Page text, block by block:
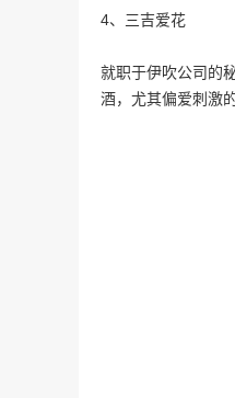
4、三吉爱花
就职于伊吹公司的
酒，尤其偏爱刺激